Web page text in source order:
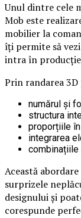
Unul dintre cele
Mob este
mobilier la
îți permite să
intra în
Prin randarea
numărul și
structura
proporțiile
integrarea
Această
surprizele
designului și
corespunde